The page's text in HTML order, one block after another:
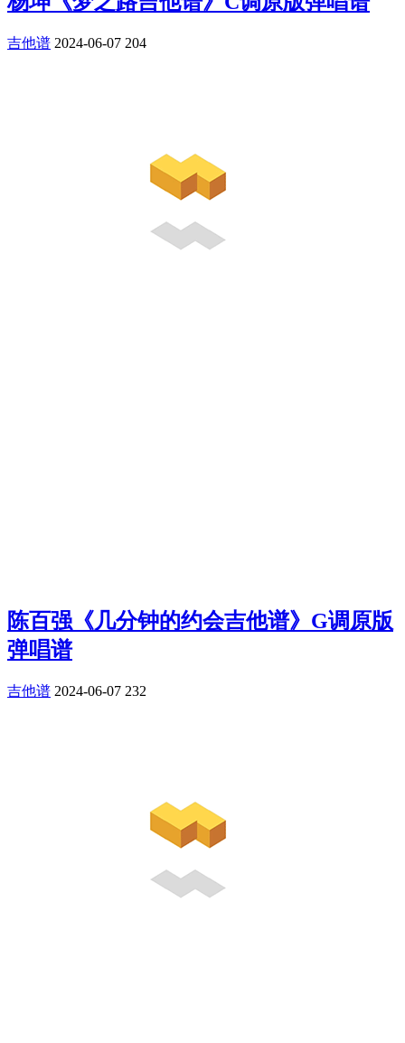
吉他谱 2024-06-07 204
陈百强《几分钟的约会吉他谱》G调原版
弹唱谱
吉他谱 2024-06-07 232